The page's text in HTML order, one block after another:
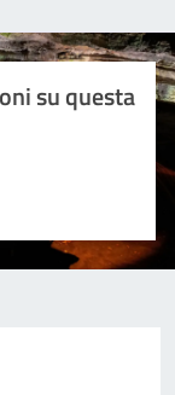
su questa